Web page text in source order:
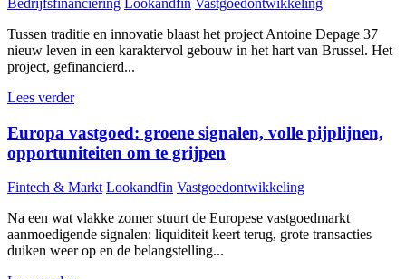
Tussen traditie en innovatie blaast het project Antoine Depage 37
nieuw leven in een karaktervol gebouw in het hart van Brussel. Het
project, gefinancierd...
Lees verder
Europa vastgoed: groene signalen, volle pijplijnen,
opportuniteiten om te grijpen
Fintech & Markt Lookandfin Vastgoedontwikkeling
Na een wat vlakke zomer stuurt de Europese vastgoedmarkt
aanmoedigende signalen: liquiditeit keert terug, grote transacties
duiken weer op en de belangstelling...